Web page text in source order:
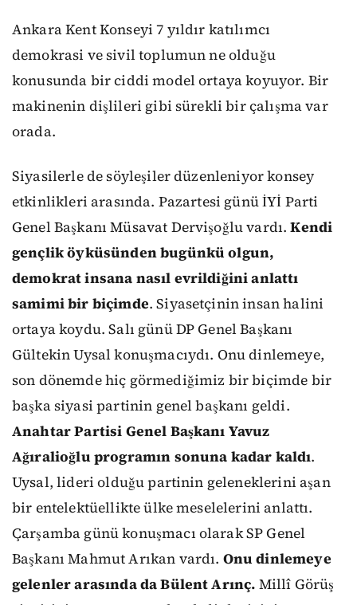
Ankara Kent Konseyi 7 yıldır katılımcı
demokrasi ve sivil toplumun ne olduğu
konusunda bir ciddi model ortaya koyuyor. Bir
makinenin dişlileri gibi sürekli bir çalışma var
orada.
Siyasilerle de söyleşiler düzenleniyor konsey
etkinlikleri arasında. Pazartesi günü İYİ Parti
Genel Başkanı Müsavat Dervişoğlu vardı.Kendi
gençlik öyküsünden bugünkü olgun,
demokrat insana nasıl evrildiğini anlattı
samimi bir biçimde. Siyasetçinin insan halini
ortaya koydu. Salı günü DP Genel Başkanı
Gültekin Uysal konuşmacıydı. Onu dinlemeye,
son dönemde hiç görmediğimiz bir biçimde bir
başka siyasi partinin genel başkanı geldi.
Anahtar Partisi Genel Başkanı Yavuz
Ağıralioğlu programın sonuna kadar kaldı.
Uysal, lideri olduğu partinin geleneklerini aşan
bir entelektüellikte ülke meselelerini anlattı.
Çarşamba günü konuşmacı olarak SP Genel
Başkanı Mahmut Arıkan vardı. Onu dinlemeye
gelenler arasında da Bülent Arınç. Millî Görüş